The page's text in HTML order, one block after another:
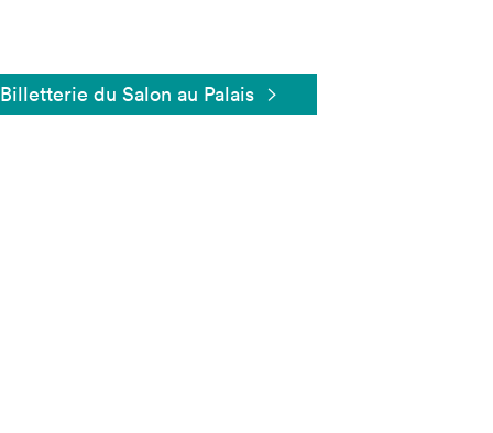
Billetterie du Salon au Palais